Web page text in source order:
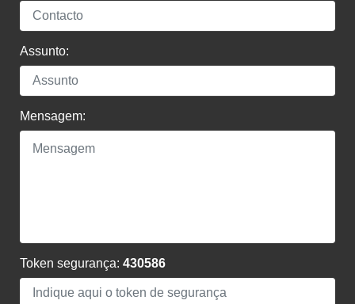
Assunto:
Mensagem:
Token segurança: 430586